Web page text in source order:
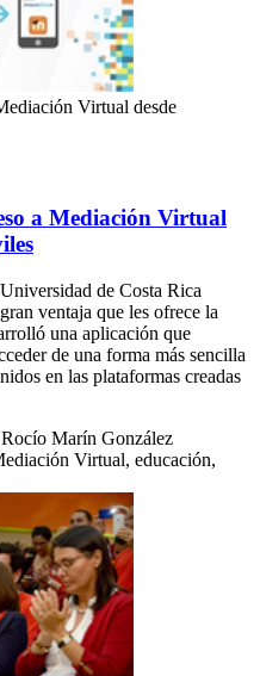
Virtual desde
a Mediación Virtual
de Costa Rica
ventaja que les ofrece la
una aplicación que
de una forma más sencilla
en las plataformas creadas
Marín González
Virtual, educación,